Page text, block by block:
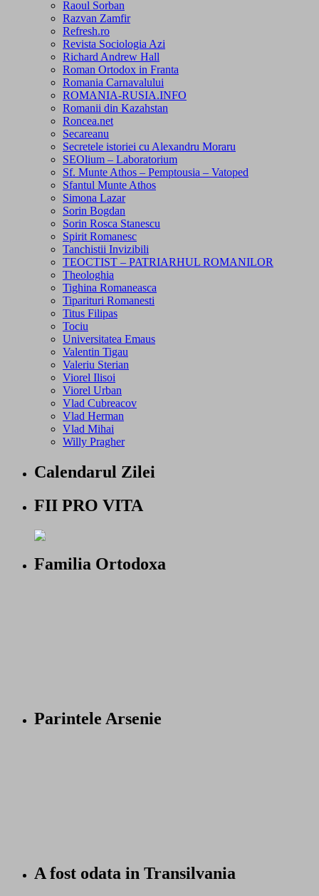
Raoul Sorban
Razvan Zamfir
Refresh.ro
Revista Sociologia Azi
Richard Andrew Hall
Roman Ortodox in Franta
Romania Carnavalului
ROMANIA-RUSIA.INFO
Romanii din Kazahstan
Roncea.net
Secareanu
Secretele istoriei cu Alexandru Moraru
SEOlium – Laboratorium
Sf. Munte Athos – Pemptousia – Vatoped
Sfantul Munte Athos
Simona Lazar
Sorin Bogdan
Sorin Rosca Stanescu
Spirit Romanesc
Tanchistii Invizibili
TEOCTIST – PATRIARHUL ROMANILOR
Theologhia
Tighina Romaneasca
Tiparituri Romanesti
Titus Filipas
Tociu
Universitatea Emaus
Valentin Tigau
Valeriu Sterian
Viorel Ilisoi
Viorel Urban
Vlad Cubreacov
Vlad Herman
Vlad Mihai
Willy Pragher
Calendarul Zilei
FII PRO VITA
Familia Ortodoxa
Parintele Arsenie
A fost odata in Transilvania